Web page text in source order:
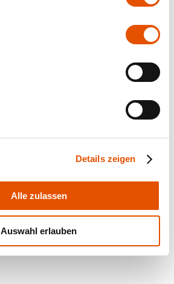
Details zeigen
Alle zulassen
Auswahl erlauben